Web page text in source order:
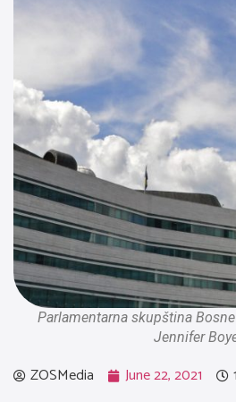
Parlamentarna skupština
Jennifer
ZOSMedia June 22, 2021